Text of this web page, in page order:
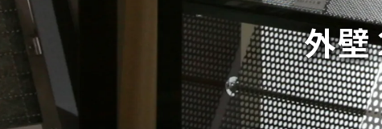
平織金網
平織金網網目一覧表
綾織金網
綾織金網網目一覧表
特殊線材メッシュ網目一覧
マグネステン
マグネステン 金網網目一覧表
平畳織金網
綾畳織金網
クリンプ織金網
ロッククリンプ織金網
フラットトップ織金網
(滑面式金網)
トンキャップ織金網
(長目金網)
タイロッド織金網
振動篩用金網について
JIS試験用ふるい
ワイヤーネットコンベヤー
菱形金網
亀甲金網
装飾用織金網
ワイヤーゲージ（線番）
織金網加工品
外壁